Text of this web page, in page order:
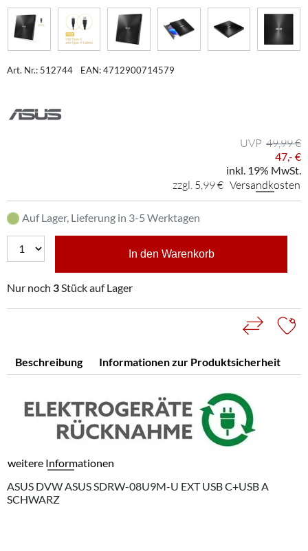
Art. Nr.: 512744 EAN: 4712900714579
49,99 €
47,- €
inkl. 19% MwSt.
zzgl. 5,99 € Versandkosten
Auf Lager, Lieferung in 3-5 Werktagen
In den Warenkorb
Nur noch 3Stück auf Lager
Beschreibung Informationen zur Produktsicherheit
weitere Informationen
ASUS DVW ASUS SDRW-08U9M-U EXT USB C+USB A
SCHWARZ